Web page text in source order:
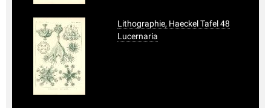
Lithographie, Haeckel Tafel 48
Lucernaria